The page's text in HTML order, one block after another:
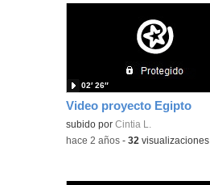
Video proyecto Egipto
Contenido educativo.
subido porCintia L.
02′ 26″
-hace 2 años -32 visualizaciones